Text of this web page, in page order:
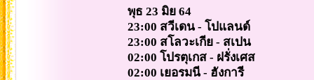
พุธ 23 มิย 64
23:00 สวีเดน - โปแลนด์
23:00 สโลวะเกีย - สเปน
02:00 โปรตุเกส - ฝรั่งเศส
02:00 เยอรมนี - ฮังการี